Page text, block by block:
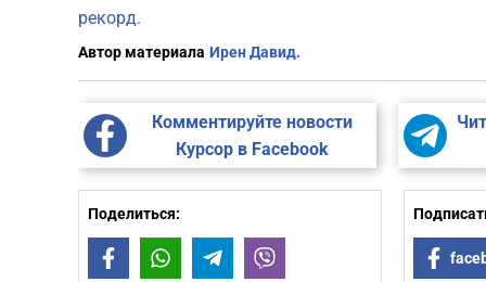
рекорд.
Автор материала Ирен Давид.
Комментируйте новости
Курсор в Facebook
Поделиться:
FacebookWhatsAppTelegram